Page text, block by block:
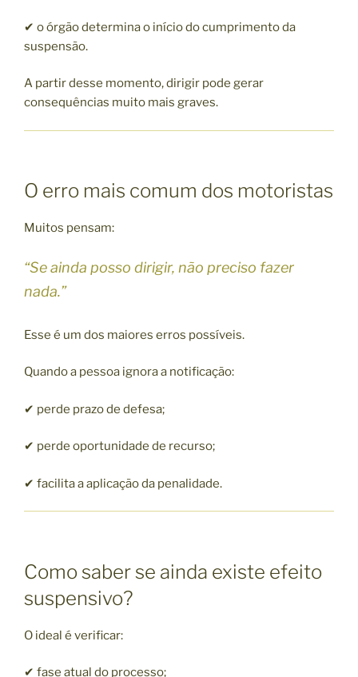
✔ o órgão determina o início do cumprimento da
suspensão.
A partir desse momento, dirigir pode gerar
consequências muito mais graves.
O erro mais comum dos motoristas
Muitos pensam:
“Se ainda posso dirigir, não preciso fazer
nada.”
Esse é um dos maiores erros possíveis.
Quando a pessoa ignora a notificação:
✔ perde prazo de defesa;
✔ perde oportunidade de recurso;
✔ facilita a aplicação da penalidade.
Como saber se ainda existe efeito
suspensivo?
O ideal é verificar:
✔ fase atual do processo;